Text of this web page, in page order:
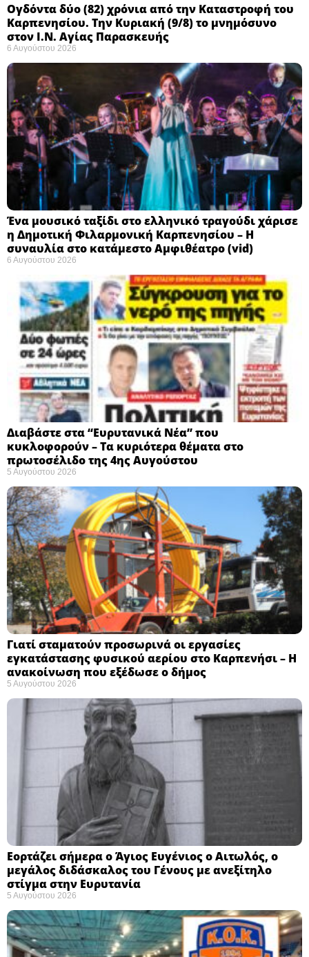
Ογδόντα δύο (82) χρόνια από την Καταστροφή του
Καρπενησίου. Την Κυριακή (9/8) το μνημόσυνο
στον Ι.Ν. Αγίας Παρασκευής
6 Αυγούστου 2026
Ένα μουσικό ταξίδι στο ελληνικό τραγούδι χάρισε
η Δημοτική Φιλαρμονική Καρπενησίου – Η
συναυλία στο κατάμεστο Αμφιθέατρο (vid)
6 Αυγούστου 2026
Διαβάστε στα “Ευρυτανικά Νέα” που
κυκλοφορούν – Τα κυριότερα θέματα στο
πρωτοσέλιδο της 4ης Αυγούστου
5 Αυγούστου 2026
Γιατί σταματούν προσωρινά οι εργασίες
εγκατάστασης φυσικού αερίου στο Καρπενήσι – Η
ανακοίνωση που εξέδωσε ο δήμος
5 Αυγούστου 2026
Εορτάζει σήμερα ο Άγιος Ευγένιος ο Αιτωλός, ο
μεγάλος διδάσκαλος του Γένους με ανεξίτηλο
στίγμα στην Ευρυτανία
5 Αυγούστου 2026